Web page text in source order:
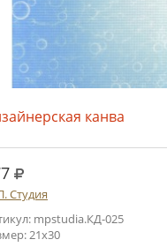
канва
руб.
Студия
mpstudia.КД-025
21х30